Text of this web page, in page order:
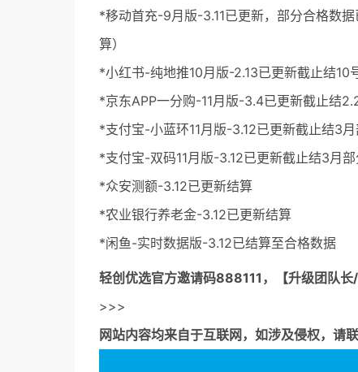
*移动首充-9月版-3.11已更新，部分合格数
算）
*小红书-纯地推10月版-2.13已更新截止结
*京东APP一分购-11月版-3.4已更新截止结
*支付宝-小蓝环11月版-3.12已更新截止结3
*支付宝-双码11月版-3.12已更新截止结3月
*众安测额-3.12已更新结算
*农业银行养老金-3.12已更新结算
*闲鱼-实时数据版-3.12已结算至合格数据
轻创优选官方邀请码888111，【升级团队长
>>>
网站内容均来自于互联网，如涉及侵权，